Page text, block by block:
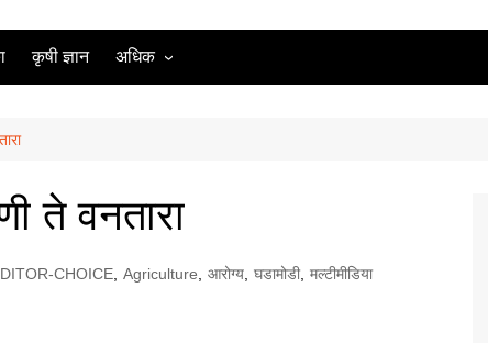
कृषी ज्ञान अधिक
ते वनतारा
CHOICE Agriculture आरोग्य घडामोडी, मल्टीमीडिया